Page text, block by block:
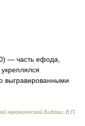
— часть ефода,
выгравированными
канонической Библии В.П.